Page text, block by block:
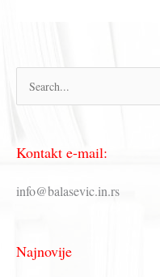
р
т
р
а
Kontakt e-mail:
info@balasevic.in.rs
Najnovije